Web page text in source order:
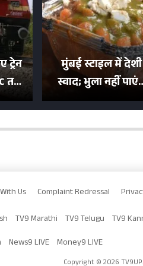
ट्रेन
तक
मुंबई स्टाइल में देशी
स्वाद; भुला नहीं
मुल्तानी छोले-पाव
Us Complaint Redressal
TV9 Marathi TV9 Telugu TV9
News9 LIVE Money9 LIVE
Copyright © 2026